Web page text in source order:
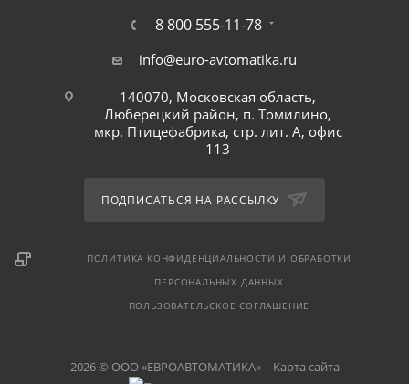
8 800 555-11-78
info@euro-avtomatika.ru
140070, Московская область,
Люберецкий район, п. Томилино,
мкр. Птицефабрика, стр. лит. А, офис
113
ПОДПИСАТЬСЯ НА РАССЫЛКУ
ПОЛИТИКА КОНФИДЕНЦИАЛЬНОСТИ И ОБРАБОТКИ
ПЕРСОНАЛЬНЫХ ДАННЫХ
ПОЛЬЗОВАТЕЛЬСКОЕ СОГЛАШЕНИЕ
2026 © ООО «ЕВРОАВТОМАТИКА» | Карта сайта